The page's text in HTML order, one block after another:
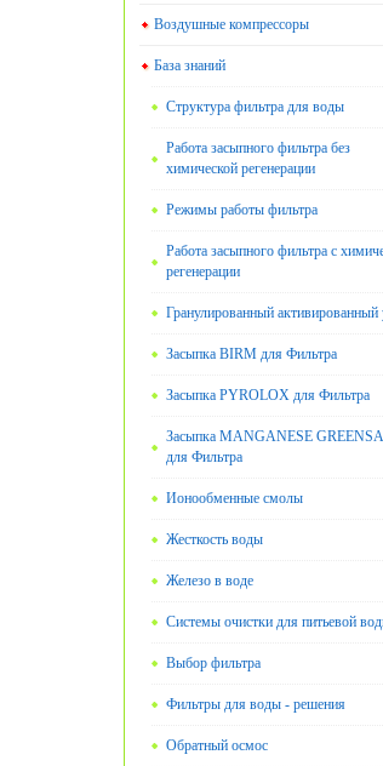
Воздушные компрессоры
База знаний
Структура фильтра для воды
Работа засыпного фильтра без
химической регенерации
Режимы работы фильтра
Работа засыпного фильтра с
регенерации
Гранулированный активированный
Засыпка BIRM для Фильтра
Засыпка PYROLOX для Фильтра
Засыпка MANGANESE
для Фильтра
Ионообменные смолы
Жесткость воды
Железо в воде
Системы очистки для питьевой
Выбор фильтра
Фильтры для воды - решения
Обратный осмос